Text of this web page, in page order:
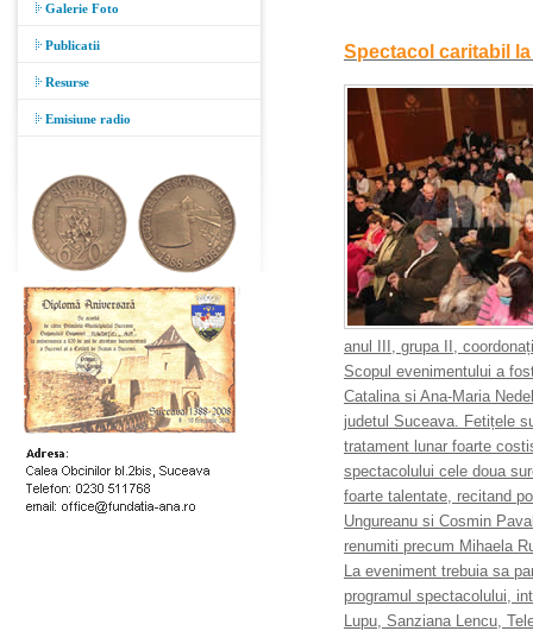
Galerie Foto
Publicatii
Resurse
Emisiune radio
Spectacol caritabil
anul III, grupa II,
Scopul evenimentului a
Catalina si Ana-Maria
judetul Suceava. Fetițele
tratament lunar foarte
spectacolului cele doua
foarte talentate, recitand
Ungureanu si Cosmin
renumiti precum Mihaela
La eveniment trebuia sa
programul spectacolului,
Lupu, Sanziana Lencu,